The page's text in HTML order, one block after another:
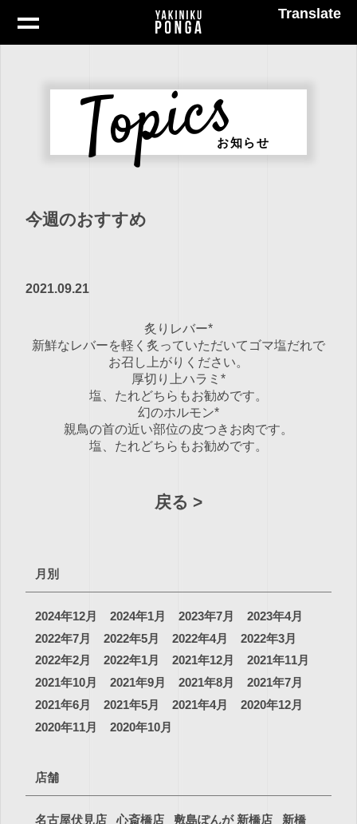
Topicsお知らせ
今週のおすすめ
2021.09.21
炙りレバー*
新鮮なレバーを軽く炙っていただいてゴマ塩だれで
お召し上がりください。
厚切り上ハラミ*
塩、たれどちらもお勧めです。
幻のホルモン*
親鳥の首の近い部位の皮つきお肉です。
塩、たれどちらもお勧めです。
戻る
月別
2024年12月 2024年1月 2023年7月
2023年4月
2022年7月
2022年5月 2022年4月
2022年3月
2022年2月
2022年1月 2021年12月
2021年11月
2021年10月
2021年9月 2021年8月
2021年7月
2021年6月
2021年5月 2021年4月
2020年12月
2020年11月
2020年10月
店舗
名古屋伏見店 心斎橋店 敷島ぽんが 新橋店
新橋
Translate